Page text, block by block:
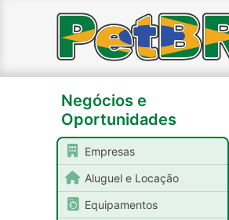
Negócios e
Oportunidades
Empresas
Aluguel e Locação
Equipamentos